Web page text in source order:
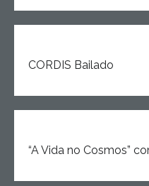
CORDIS Bailado
“A Vida no Cosmos”